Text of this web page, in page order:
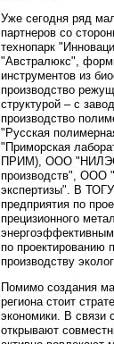
Уже сегодня ряд
партнеров со
технопарк
"Австралюкс",
инструментов из
производство
структурой – с
производство
"Русская
"Приморская
ПРИМ), ООО
производств", ООО
экспертизы". В
предприятия по
прецизионного
по проектированию
производству
Помимо создания
региона стоит
экономики. В связи
открывают